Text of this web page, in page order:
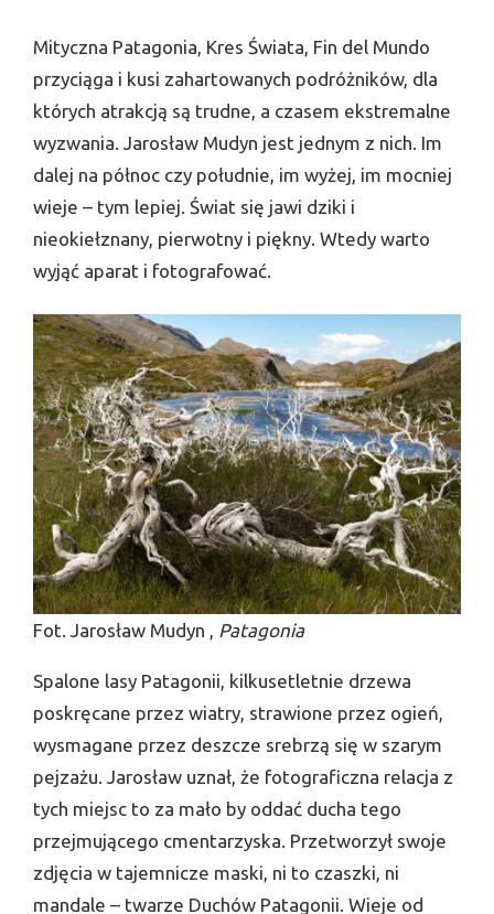
Mityczna Patagonia, Kres Świata, Fin del Mundo
przyciąga i kusi zahartowanych podróżników, dla
któ­rych atrakcją są trudne, a czasem ekstremalne
wyzwania. Jarosław Mudyn jest jednym z nich. Im
dalej na północ czy południe, im wyżej, im mocniej
wieje – tym lepiej. Świat się jawi dziki i
nieokiełznany, pierwotny i piękny. Wtedy warto
wyjąć aparat i fotografować.
Fot. Jarosław Mudyn , Patagonia
Spalone lasy Patagonii, kilkusetletnie drzewa
poskręcane przez wiatry, strawione przez ogień,
wysma­gane przez deszcze srebrzą się w szarym
pejzażu. Jarosław uznał, że fotograficzna relacja z
tych miejsc to za mało by oddać ducha tego
przejmującego cmentarzyska. Przetworzył swoje
zdjęcia w tajemnicze maski, ni to czaszki, ni
mandale – twarze Duchów Patagonii. Wieje od